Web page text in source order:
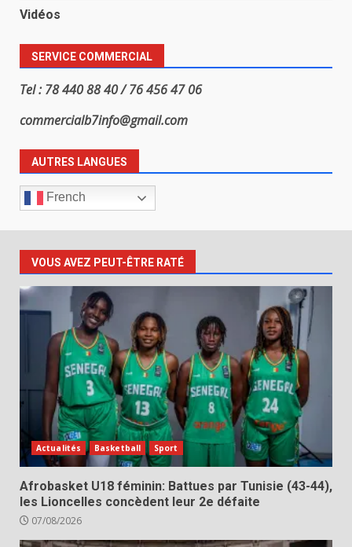
Vidéos
SERVICE COMMERCIAL
Tel : 78 440 88 40 / 76 456 47 06
commercialb7info@gmail.com
AUTRES LANGUES
French
VOUS AVEZ PEUT-ÊTRE RATÉ
Actualités Basketball Sport
Afrobasket U18 féminin: Battues par Tunisie (43-44),
les Lioncelles concèdent leur 2e défaite
07/08/2026